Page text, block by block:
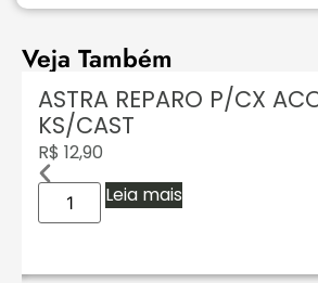
Veja Também
ASTRA REPARO P/CX
KS/CAST
R$ 12,90
Leia mais